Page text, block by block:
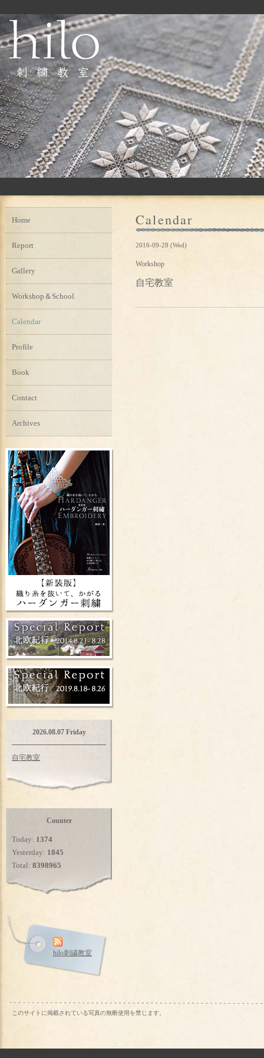
Calendar
2016-09-28 (Wed)
Workshop
自宅教室
Home
Report
Gallery
Workshop＆School
Calendar
Profile
Book
Contact
Archives
2026.08.07 Friday
自宅教室
Counter
Today: 1374
Yesterday: 1845
Total: 8398965
hilo刺繍教室
このサイトに掲載されている写真の無断使用を禁じます。